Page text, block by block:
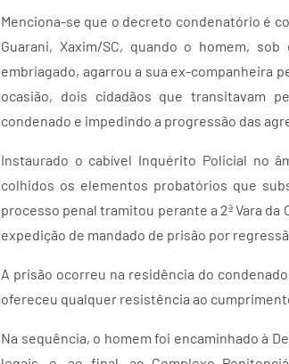
Menciona-se que o decreto condenatório é
Guarani, Xaxim/SC, quando o homem,
embriagado, agarrou a sua ex-companheira
ocasião, dois cidadãos que transitavam
condenado e impedindo a progressão das
Instaurado o cabível Inquérito Policial no
colhidos os elementos probatórios que
processo penal tramitou perante a 2ª Vara
expedição de mandado de prisão por
A prisão ocorreu na residência do
ofereceu qualquer resistência ao
Na sequência, o homem foi encaminhado à